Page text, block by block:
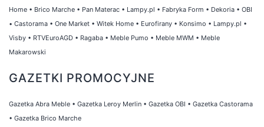
Home • Brico Marche • Pan Materac • Lampy.pl • Fabryka Form • Dekoria • OBI
• Castorama • One Market • Witek Home • Eurofirany • Konsimo • Lampy.pl •
Visby • RTVEuroAGD • Ragaba • Meble Pumo • Meble MWM • Meble
Makarowski
GAZETKI PROMOCYJNE
Gazetka Abra Meble • Gazetka Leroy Merlin • Gazetka OBI • Gazetka Castorama
• Gazetka Brico Marche